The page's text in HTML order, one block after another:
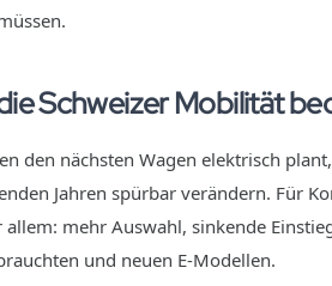
Schweizer Mobilität
den nächsten Wagen elektrisch
Jahren spürbar verändern. Für
mehr Auswahl, sinkende
und neuen E-Modellen.